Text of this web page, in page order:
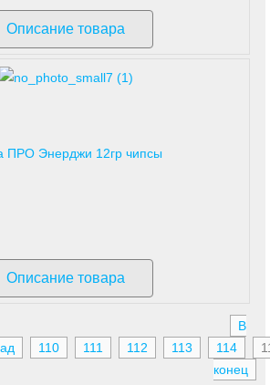
Описание товара
ПРО Энерджи 12гр чипсы
Описание товара
В
110 111 112 113 114
конец